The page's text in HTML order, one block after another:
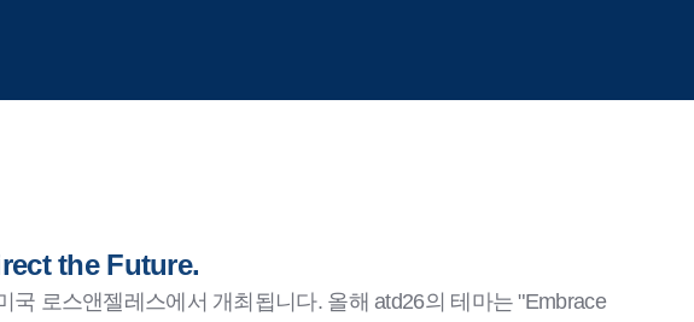
the Future.
국 로스앤젤레스에서 개최됩니다. 올해 atd26의 테마는 "Embrace